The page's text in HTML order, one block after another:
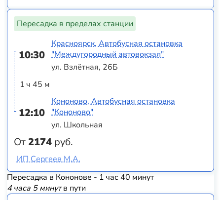
Пересадка в пределах станции
10:30
1 ч 45 м
12:10
От2174 руб.
Красноярск, Автобусная остановка
"Междугородный автовокзал"
ул. Взлётная, 26Б
Кононово, Автобусная остановка
"Кононово"
ул. Школьная
ИП Сергеев М.А.
Пересадка в Кононове - 1 час 40 минут
4 часа 5 минутв пути